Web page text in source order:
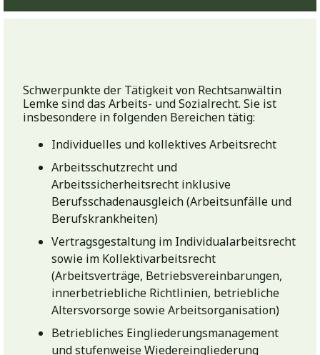
Schwerpunkte der Tätigkeit von Rechtsanwältin
Lemke sind das Arbeits- und Sozialrecht. Sie ist
insbesondere in folgenden Bereichen tätig:
Individuelles und kollektives Arbeitsrecht
Arbeitsschutzrecht und
Arbeitssicherheitsrecht inklusive
Berufsschadenausgleich (Arbeitsunfälle und
Berufskrankheiten)
Vertragsgestaltung im Individualarbeitsrecht
sowie im Kollektivarbeitsrecht
(Arbeitsverträge, Betriebsvereinbarungen,
innerbetriebliche Richtlinien, betriebliche
Altersvorsorge sowie Arbeitsorganisation)
Betriebliches Eingliederungsmanagement
und stufenweise Wiedereingliederung